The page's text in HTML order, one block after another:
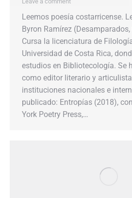
Leemos poesía costarricense.
Byron Ramírez
Cursa la licenciatura de
Universidad de Costa Rica,
estudios en Bibliotecología. Se
como editor literario y
instituciones nacionales e
publicado: Entropías (2018),
York Poetry Press,…